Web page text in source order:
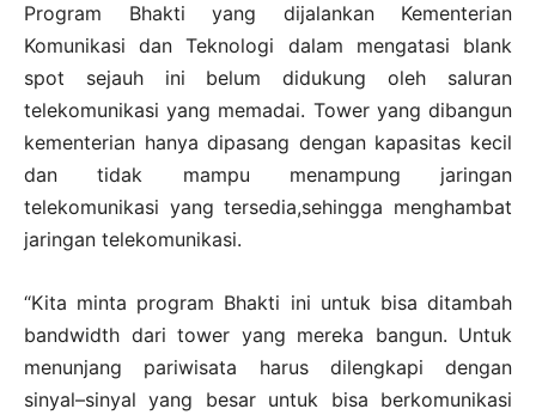
Program Bhakti yang dijalankan Kementerian
Komunikasi dan Teknologi dalam mengatasi blank
spot sejauh ini belum didukung oleh saluran
telekomunikasi yang memadai. Tower yang dibangun
kementerian hanya dipasang dengan kapasitas kecil
dan tidak mampu menampung jaringan
telekomunikasi yang tersedia,sehingga menghambat
jaringan telekomunikasi.
“Kita minta program Bhakti ini untuk bisa ditambah
bandwidth dari tower yang mereka bangun. Untuk
menunjang pariwisata harus dilengkapi dengan
sinyal–sinyal yang besar untuk bisa berkomunikasi